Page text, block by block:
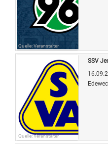
Quelle: Veranstalter
Quelle: Veranstalter
SSV